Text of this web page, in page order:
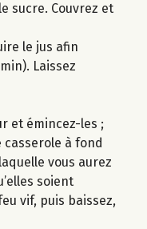
sucre. Couvrez et
le jus afin
Laissez
et émincez-les ;
casserole à fond
vous aurez
soient
vif, puis baissez,